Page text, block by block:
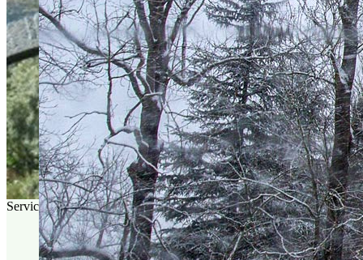
Servicios Municipales